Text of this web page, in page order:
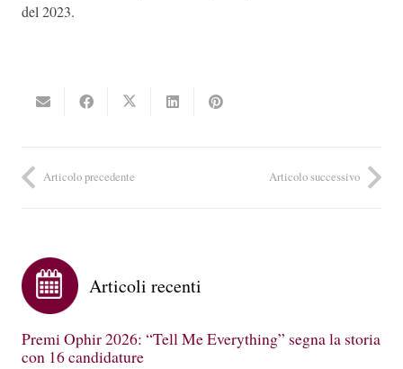
del 2023.
Articolo precedente Articolo successivo
Articoli recenti
Premi Ophir 2026: “Tell Me Everything” segna la storia
con 16 candidature